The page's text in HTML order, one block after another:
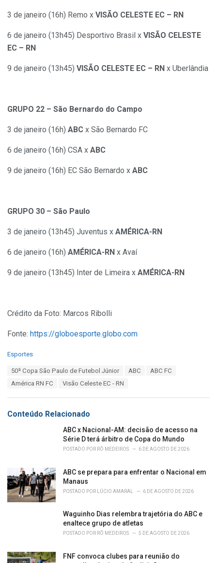
3 de janeiro (16h) Remo x VISÃO CELESTE EC – RN
6 de janeiro (13h45) Desportivo Brasil x VISÃO CELESTE
EC – RN
9 de janeiro (13h45) VISÃO CELESTE EC – RN x Uberlândia
GRUPO 22 – São Bernardo do Campo
3 de janeiro (16h) ABC x São Bernardo FC
6 de janeiro (16h) CSA x ABC
9 de janeiro (16h) EC São Bernardo x ABC
GRUPO 30 – São Paulo
3 de janeiro (13h45) Juventus x AMÉRICA-RN
6 de janeiro (16h) AMÉRICA-RN x Avaí
9 de janeiro (13h45) Inter de Limeira x AMÉRICA-RN
Crédito da Foto: Marcos Ribolli
Fonte: https://globoesporte.globo.com
C
i
Esportes
50ª Copa São Paulo de Futebol Júnior ABC
ABC FC
América RN FC
Visão Celeste EC - RN
Conteúdo Relacionado
ABC x Nacional-AM: decisão de acesso na
Série D terá árbitro de Copa do Mundo
POSTADO POR RÔ MEDEIROS 6 DE AGOSTO DE 2026
ABC se prepara para enfrentar o Nacional em
Manaus
POSTADO POR LÚCIO AMARAL 6 DE AGOSTO DE 2026
Waguinho Dias relembra trajetória do ABC e
enaltece grupo de atletas
POSTADO POR RÔ MEDEIROS 5 DE AGOSTO DE 2026
FNF convoca clubes para reunião do